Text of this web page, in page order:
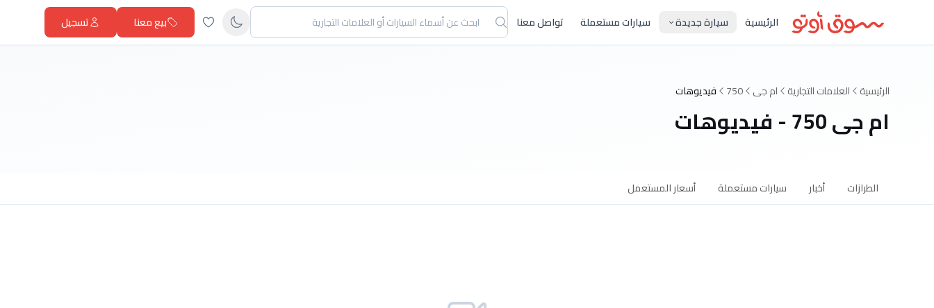
الرئيسية سيارة جديدة سيارات مستعملة تواصل معنا بيع معنا تسجيل
الرئيسية العلامات التجارية ام جى 750 فيديوهات
ام جى 750 - فيديوهات
الطرازات أخبار سيارات مستعملة أسعار المستعمل